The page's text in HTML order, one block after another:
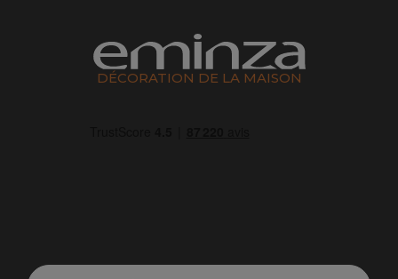
DÉCORATION DE LA MAISON